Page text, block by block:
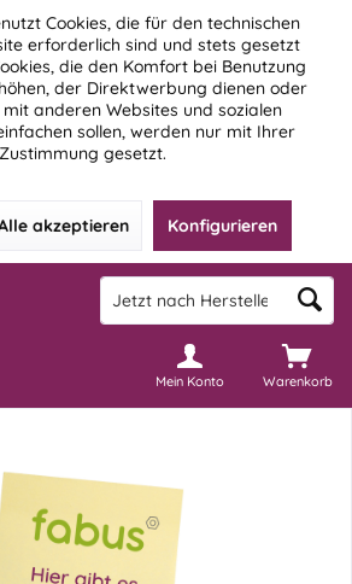
Cookies, die für den technischen
erforderlich sind und stets gesetzt
die den Komfort bei Benutzung
der Direktwerbung dienen oder
anderen Websites und sozialen
sollen, werden nur mit Ihrer
Zustimmung gesetzt.
akzeptieren Konfigurieren
Warenkorb
Mein Konto